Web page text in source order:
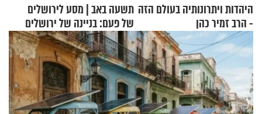
היהדות ויתרונותיה בעולם הזה
- הרב זמיר כהן
תשעה באב | מסע לירושלים
של פעם: בניינה של ירושלים